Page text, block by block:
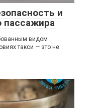
и
пассажира
видом
такси — это не